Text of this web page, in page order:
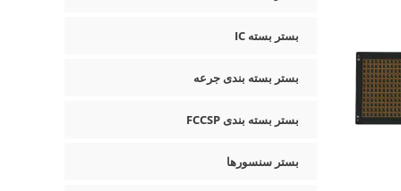
بستر بسته IC
بستر بسته بندی جرعه
بستر بسته بندی FCCSP
بستر سنسورها